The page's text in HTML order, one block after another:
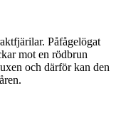
Påfågelögat
mot en rödbrun
och därför kan den